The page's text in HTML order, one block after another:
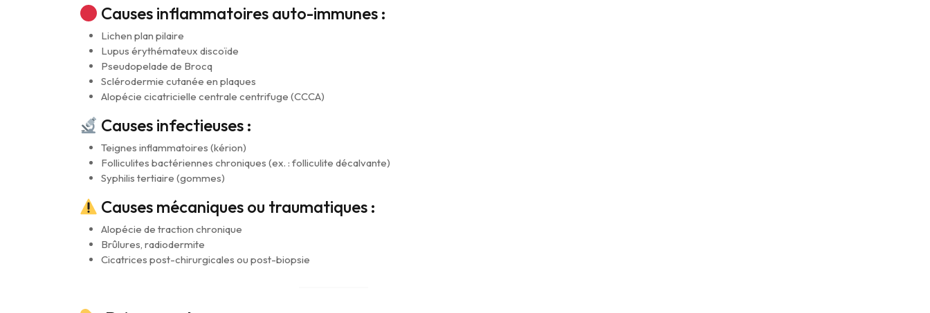
Causes inflammatoires auto-immunes :
Lichen plan pilaire
Lupus érythémateux discoïde
Pseudopelade de Brocq
Sclérodermie cutanée en plaques
Alopécie cicatricielle centrale centrifuge (CCCA)
Causes infectieuses :
Teignes inflammatoires (kérion)
Folliculites bactériennes chroniques (ex. : folliculite décalvante)
Syphilis tertiaire (gommes)
Causes mécaniques ou traumatiques :
Alopécie de traction chronique
Brûlures, radiodermite
Cicatrices post-chirurgicales ou post-biopsie